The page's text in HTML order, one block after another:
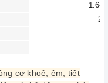
1.6-
cơ khoẻ, êm, tiết